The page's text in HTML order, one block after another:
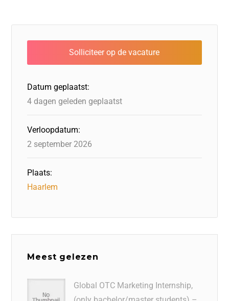
e
b
o
o
k
e
dI
n
er o
d
o
a
d
s
s
A
p
l
Datum geplaatst:
4 dagen geleden geplaatst
Verloopdatum:
2 september 2026
Plaats:
Haarlem
Meest gelezen
Global OTC Marketing Internship,